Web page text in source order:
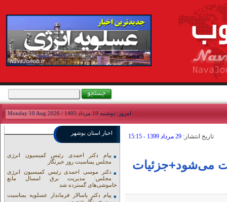
امروز: دوشنبه 19 مرداد 1405 / Monday 10 Aug 2026
تاريخ انتشار: 29 مرداد 1399 - 15:15
می‌شود+جزئیات
اخبار استان بوشهر
پیام دکتر احمدی رئیس کمیسیون انرژی
مجلس یمناسبت روز خبرنگار
دکتر موسی احمدی رئیس کمیسیون انرژی
مجلس: مدیریت برق امسال مانع
خاموشی‌های گسترده شد
پیام دکتر پاسالار فرماندار عسلویه بمناسبت